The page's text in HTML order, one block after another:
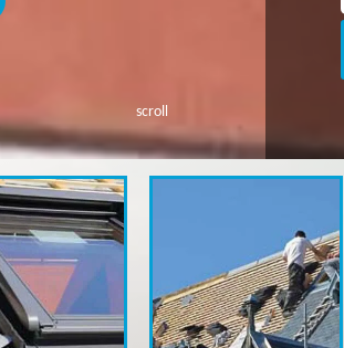
scroll